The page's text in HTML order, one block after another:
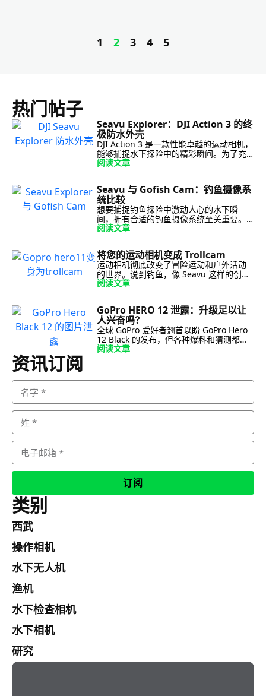
1 2 3 4 5
热门帖子
Seavu Explorer：DJI Action 3 的终
极防水外壳
DJI Action 3 是一款性能卓越的运动相机，
能够捕捉水下探险中的精彩瞬间。为了充
分发挥它的潜力，您需要一个可靠的防水
阅读文章
Seavu 与 Gofish Cam：钓鱼摄像系
统比较
想要捕捉钓鱼探险中激动人心的水下瞬
间，拥有合适的钓鱼摄像系统至关重要。
本文将比较市场上两款领先的产品：我们
Gofish Cam。我们将探索 […]
阅读文章
将您的运动相机变成 Trollcam
运动相机彻底改变了冒险运动和户外活动
的世界。说到钓鱼，像 Seavu 这样的创新
技术正在将这些多功能相机打造成垂钓者
钓体验。Seavu：不止于 […]
阅读文章
GoPro HERO 12 泄露：升级足以让
人兴奋吗？
全球 GoPro 爱好者翘首以盼 GoPro Hero
12 Black 的发布，但各种爆料和猜测都将
其描绘成一些细微的改进，而非突破性的
阅读文章
资讯订阅
订阅
类别
西武
操作相机
水下无人机
渔机
水下检查相机
水下相机
研究